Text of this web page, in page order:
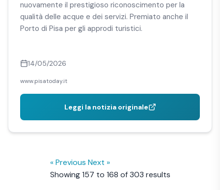
nuovamente il prestigioso riconoscimento per la
qualità delle acque e dei servizi. Premiato anche il
Porto di Pisa per gli approdi turistici.
14/05/2026
www.pisatoday.it
Leggi la notizia originale
« Previous Next »
Showing157 to 168 of303 results